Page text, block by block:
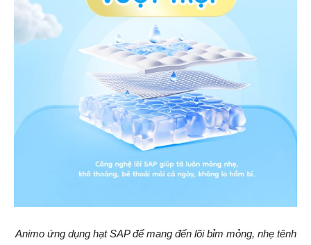
Animo ứng dụng hạt SAP để mang đến lõi bỉm mỏng, nhẹ tênh